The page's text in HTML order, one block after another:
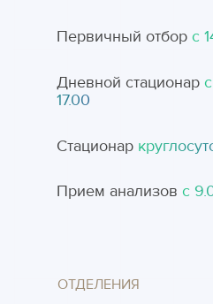
Первичный отбор с
Дневной стационар
17.00
Стационар
Прием анализов с
ОТДЕЛЕНИЯ